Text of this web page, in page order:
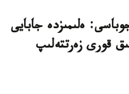
ەلىمىزدە جابايى
قورى زەرتتەلىپ